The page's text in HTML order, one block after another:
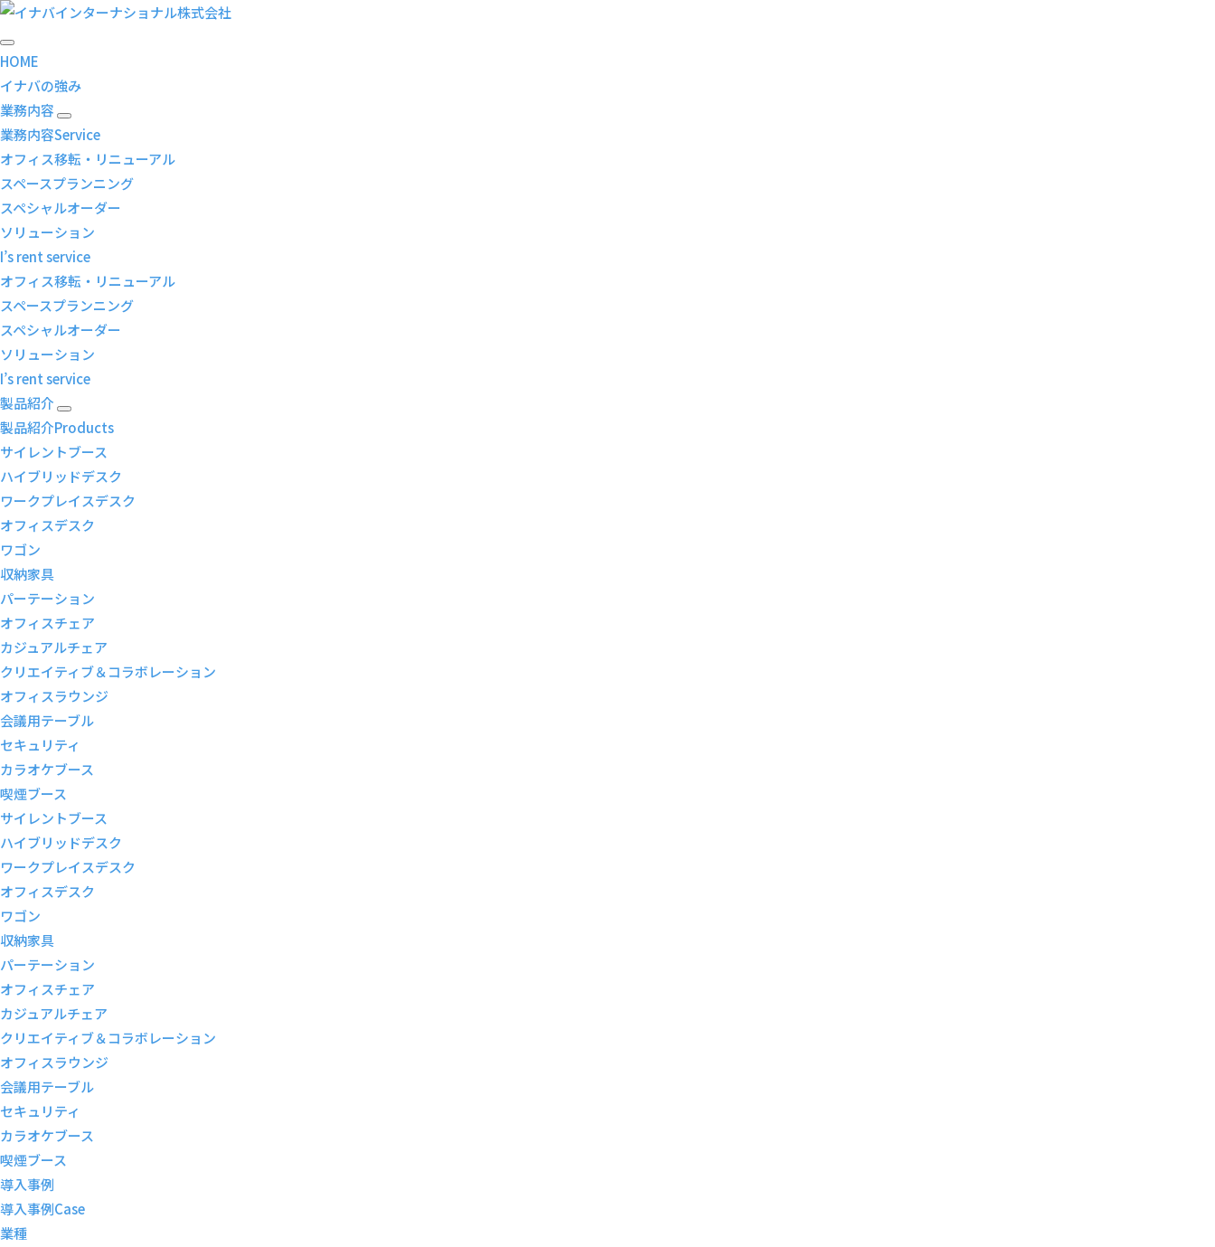
ワークテーブルELM（エルム）
コ
ン
テ
ン
ツ
に
ス
キ
ッ
プ
HOME
イナバの強み
業務内容
業務内容Service
オフィス移転・リニューアル
スペースプランニング
スペシャルオーダー
ソリューション
I’s rent service
オフィス移転・リニューアル
スペースプランニング
スペシャルオーダー
ソリューション
I’s rent service
製品紹介
製品紹介Products
サイレントブース
ハイブリッドデスク
ワークプレイスデスク
オフィスデスク
ワゴン
収納家具
パーテーション
オフィスチェア
カジュアルチェア
クリエイティブ＆コラボレーション
オフィスラウンジ
会議用テーブル
セキュリティ
カラオケブース
喫煙ブース
サイレントブース
ハイブリッドデスク
ワークプレイスデスク
オフィスデスク
ワゴン
収納家具
パーテーション
オフィスチェア
カジュアルチェア
クリエイティブ＆コラボレーション
オフィスラウンジ
会議用テーブル
セキュリティ
カラオケブース
喫煙ブース
導入事例
導入事例Case
業種